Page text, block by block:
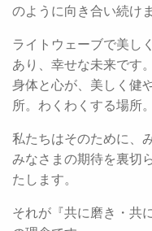
のように向き合い続けま
ライトウェーブで美し
あり、幸せな未来です。
身体と心が、美しく健
所。わくわくする場所。
私たちはそのために、
みなさまの期待を裏切
たします。
それが『共に磨き・共